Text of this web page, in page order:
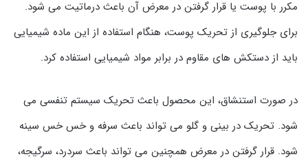
مکرر با پوست یا قرار گرفتن در معرض آن باعث درماتیت می شود.
برای جلوگیری از تحریک پوست، هنگام استفاده از این ماده شیمیایی
باید از دستکش های مقاوم در برابر مواد شیمیایی استفاده کرد.
در صورت استنشاق، این محصول باعث تحریک سیستم تنفسی می
شود. تحریک در بینی و گلو می تواند باعث سرفه و خس خس سینه
شود. قرار گرفتن در معرض همچنین می تواند باعث سردرد، سرگیجه،